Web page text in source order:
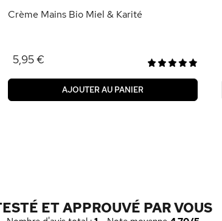
Crème Mains Bio Miel & Karité
5,95 €
AJOUTER AU PANIER
ET APPROUVÉ PAR VOUS